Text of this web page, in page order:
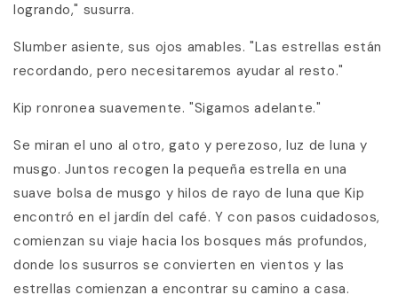
logrando," susurra.
Slumber asiente, sus ojos amables. "Las estrellas están
recordando, pero necesitaremos ayudar al resto."
Kip ronronea suavemente. "Sigamos adelante."
Se miran el uno al otro, gato y perezoso, luz de luna y
musgo. Juntos recogen la pequeña estrella en una
suave bolsa de musgo y hilos de rayo de luna que Kip
encontró en el jardín del café. Y con pasos cuidadosos,
comienzan su viaje hacia los bosques más profundos,
donde los susurros se convierten en vientos y las
estrellas comienzan a encontrar su camino a casa.